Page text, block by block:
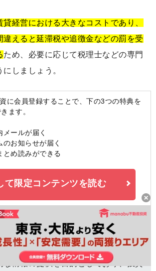
貸経営における大きなコストであり、
違えると延滞税や追徴金などの罰を受
ため、必要に応じて税理士などの専門
しましょう。
に会員登録することで、下の3つの特典を
ます。
ールが届く
お知らせが届く
め読みができる
て限定コンテンツを読む
コラムに関する注意事項 -
な情報の提供を目的としており、投資